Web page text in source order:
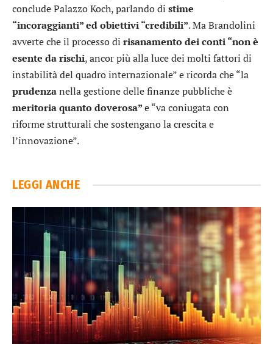
conclude Palazzo Koch, parlando di stime
“incoraggianti” ed obiettivi “credibili”. Ma Brandolini
avverte che il processo di risanamento dei conti “non è
esente da rischi, ancor più alla luce dei molti fattori di
instabilità del quadro internazionale” e ricorda che “la
prudenzanella gestione delle finanze pubbliche è
meritoria quanto doverosa”e “va coniugata con
riforme strutturali che sostengano la crescita e
l’innovazione”.
LEGGI ANCHE